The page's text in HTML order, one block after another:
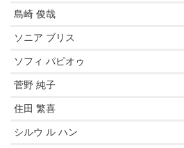
島崎 俊哉
ソニア ブリス
ソフィ パピオゥ
菅野 純子
住田 繁喜
シルウ ル ハン